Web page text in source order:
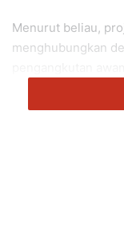
Menurut beliau,
menghubungkan
merangsang
peluang pekerjaan.
Lembah Klang di
LINQUE
usaha
bukan sahaja